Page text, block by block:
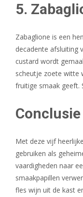
5.
Zabaglione is een
decadente afsluiting
custard wordt
scheutje zoete witte
fruitige smaak geeft.
Conclusie
Met deze vijf
gebruiken als
vaardigheden naar
smaakpapillen
fles wijn uit de kast